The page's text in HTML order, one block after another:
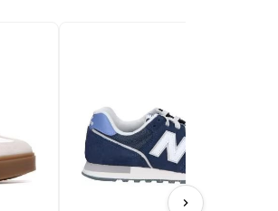
chevron_right